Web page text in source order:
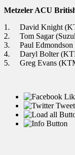
Metzeler ACU
1. David Knight
2. Tom Sagar
3. Paul Edmondson
4. Daryl Bolter
5. Greg Evans